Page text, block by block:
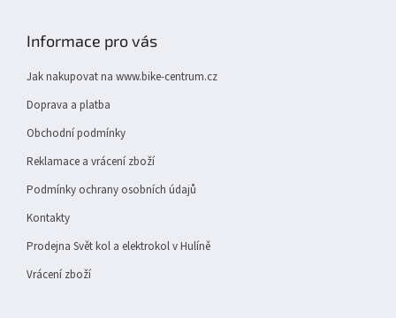
Informace pro vás
Jak nakupovat na www.bike-centrum.cz
Doprava a platba
Obchodní podmínky
Reklamace a vrácení zboží
Podmínky ochrany osobních údajů
Kontakty
Prodejna Svět kol a elektrokol v Hulíně
Vrácení zboží